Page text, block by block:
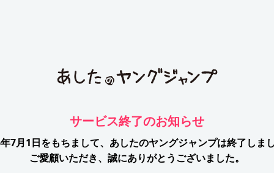
サービス終了のお知らせ
7月1日をもちまして、 あしたのヤングジャンプは終了しま
ご愛顧いただき、誠にありがとうございました。